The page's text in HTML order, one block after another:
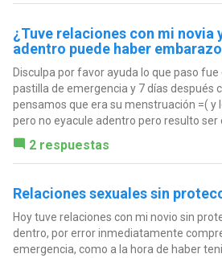
¿Tuve relaciones con mi novia
adentro puede haber
Disculpa por favor ayuda lo que paso
pastilla de emergencia y 7 días después
pensamos que era su menstruación =( y
pero no eyacule adentro pero resulto ser
2 respuestas
Relaciones sexuales sin
Hoy tuve relaciones con mi novio sin
dentro, por error inmediatamente
emergencia, como a la hora de haber